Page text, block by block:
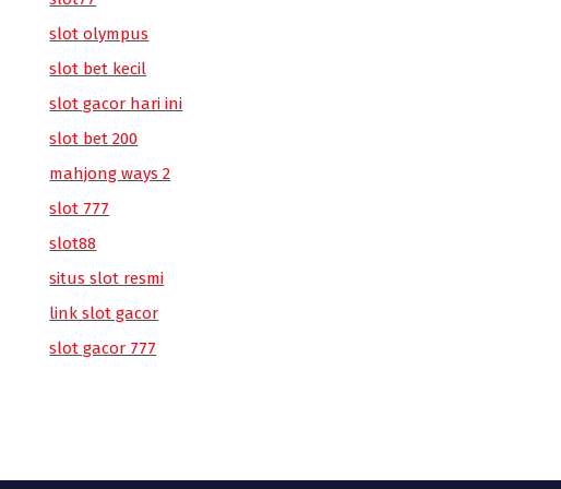
slot olympus
slot bet kecil
slot gacor hari ini
slot bet 200
mahjong ways 2
slot 777
slot88
situs slot resmi
link slot gacor
slot gacor 777